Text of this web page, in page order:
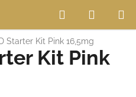
Hledat
KOŠÍK
Starter Kit Pink 16,5mg
Kit Pink